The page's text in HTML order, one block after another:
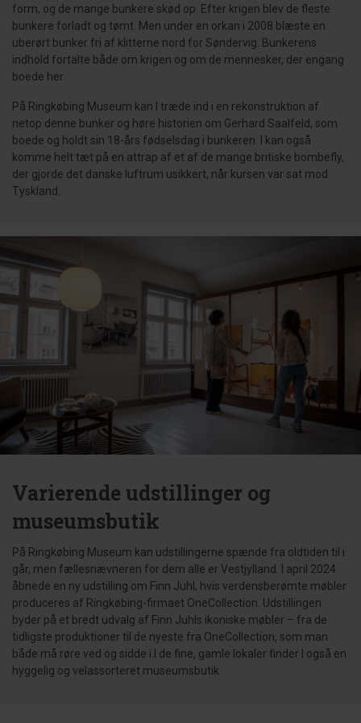
form, og de mange bunkere skød op. Efter krigen blev de fleste
bunkere forladt og tømt. Men under en orkan i 2008 blæste en
uberørt bunker fri af klitterne nord for Søndervig. Bunkerens
indhold fortalte både om krigen og om de mennesker, der engang
boede her.
På Ringkøbing Museum kan I træde ind i en rekonstruktion af
netop denne bunker og høre historien om Gerhard Saalfeld, som
boede og holdt sin 18-års fødselsdag i bunkeren. I kan også
komme helt tæt på en attrap af et af de mange britiske bombefly,
der gjorde det danske luftrum usikkert, når kursen var sat mod
Tyskland.
Varierende udstillinger og
museumsbutik
På Ringkøbing Museum kan udstillingerne spænde fra oldtiden til i
går, men fællesnævneren for dem alle er Vestjylland. I april 2024
åbnede en ny udstilling om Finn Juhl, hvis verdensberømte møbler
produceres af Ringkøbing-firmaet OneCollection. Udstillingen
byder på et bredt udvalg af Finn Juhls ikoniske møbler – fra de
tidligste produktioner til de nyeste fra OneCollection, som man
både må røre ved og sidde i.I de fine, gamle lokaler finder I også en
hyggelig og velassorteret museumsbutik